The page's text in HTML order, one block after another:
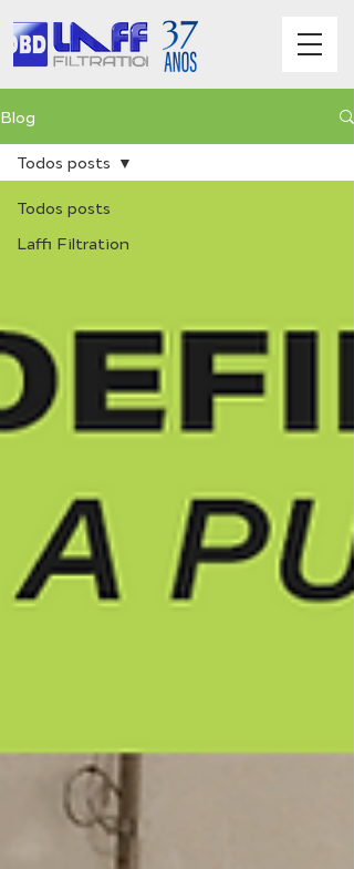
Blog
Todos posts
Laffi Filtration
Todos posts